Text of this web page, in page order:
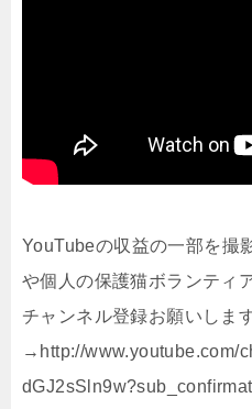
YouTubeの収益の一部を撮
や個人の保護猫ボランティ
チャンネル登録お願いしま
→http://www.youtube.com/